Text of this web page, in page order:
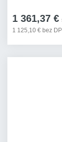
1 361,37 €
1 125,10 € bez